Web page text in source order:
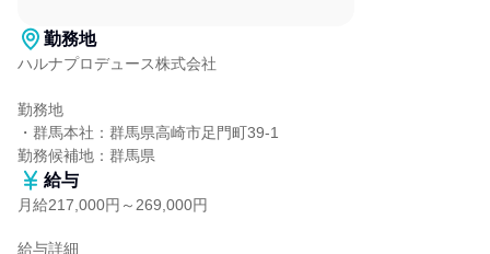
勤務地
ハルナプロデュース株式会社
勤務地
・群馬本社：群馬県高崎市足門町39-1
勤務候補地：群馬県
給与
月給217,000円～269,000円
給与詳細